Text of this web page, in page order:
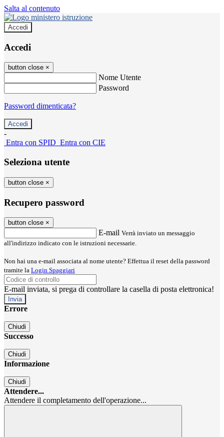
Salta al contenuto
Accedi
Accedi
button close ×
Nome Utente
Password
Password dimenticata?
-
Entra con SPID Entra con CIE
Seleziona utente
button close ×
Recupero password
button close ×
E-mail Verrà inviato un messaggio
all'indirizzo indicato con le istruzioni necessarie.
Non hai una e-mail associata al nome utente? Effettua il reset della password
tramite la Login Spaggiari
E-mail inviata, si prega di controllare la casella di posta elettronica!
Errore
Chiudi
Successo
Chiudi
Informazione
Chiudi
Attendere...
Attendere il completamento dell'operazione...